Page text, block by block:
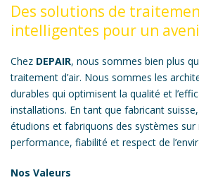
Des solutions de
intelligentes pour un
Chez DEPAIR, nous sommes bien plus
traitement d’air. Nous sommes les
durables qui optimisent la qualité et
installations. En tant que fabricant
étudions et fabriquons des systèmes sur
performance, fiabilité et respect de
Nos Valeurs